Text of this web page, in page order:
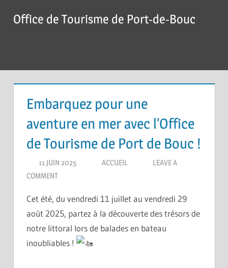
Office de Tourisme de Port-de-Bouc
Embarquez pour une
aventure en mer avec l’Office
de Tourisme de Port de Bouc !
11 JUIN 2025 ACCUEIL
LEAVE A
COMMENT
Cet été, du vendredi 11 juillet au vendredi 29
août 2025, partez à la découverte des trésors de
notre littoral lors de balades en bateau
inoubliables !